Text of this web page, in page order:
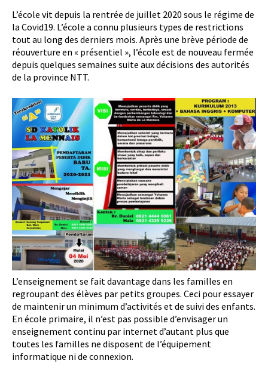
L’école vit depuis la rentrée de juillet 2020 sous le régime de
la Covid19. L’école a connu plusieurs types de restrictions
tout au long des derniers mois. Après une brève période de
réouverture en « présentiel », l’école est de nouveau fermée
depuis quelques semaines suite aux décisions des autorités
de la province NTT.
L’enseignement se fait davantage dans les familles en
regroupant des élèves par petits groupes. Ceci pour essayer
de maintenir un minimum d’activités et de suivi des enfants.
En école primaire, il n’est pas possible d’envisager un
enseignement continu par internet d’autant plus que
toutes les familles ne disposent de l’équipement
informatique ni de connexion.